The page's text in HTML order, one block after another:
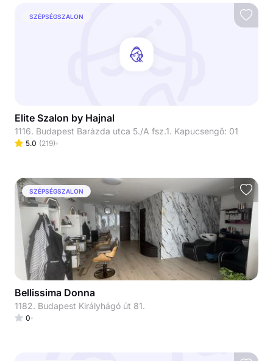
SZÉPSÉGSZALON
Elite Szalon by Hajnal
1116. Budapest Barázda utca 5./A fsz.1. Kapucsengő: 01
5.0 (219)
SZÉPSÉGSZALON
Bellissima Donna
1182. Budapest Királyhágó út 81.
0